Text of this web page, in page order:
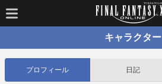
キャラクター
プロフィール 日記